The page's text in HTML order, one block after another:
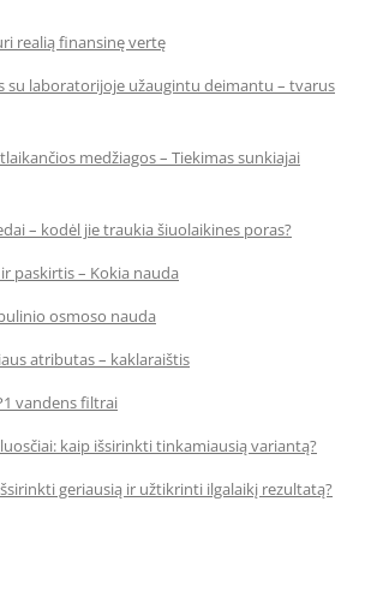
realią finansinę vertę
su laboratorijoje užaugintu deimantu – tvarus
medžiagos – Tiekimas sunkiajai
– kodėl jie traukia šiuolaikines poras?
paskirtis – Kokia nauda
osmoso nauda
atributas – kaklaraištis
vandens filtrai
kaip išsirinkti tinkamiausią variantą?
geriausią ir užtikrinti ilgalaikį rezultatą?